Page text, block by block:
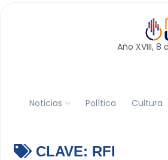
Año XVIII, 8
Noticias Política Cultura
CLAVE: RFI